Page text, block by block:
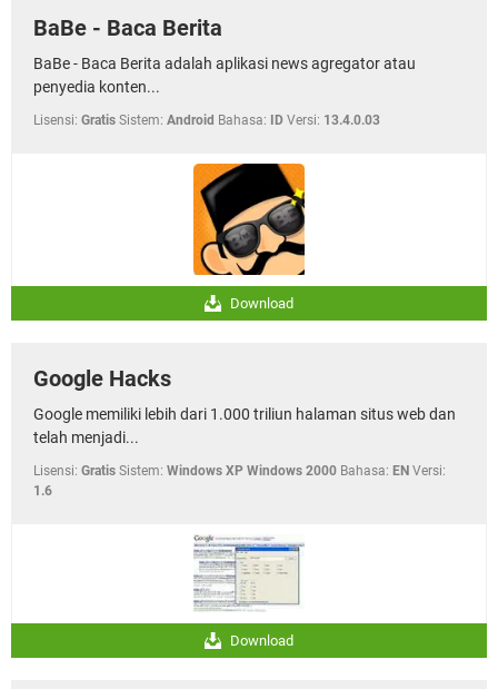
BaBe - Baca Berita
BaBe - Baca Berita adalah aplikasi news agregator atau
penyedia konten...
Lisensi: Gratis Sistem: Android Bahasa: ID Versi: 13.4.0.03
Download
Google Hacks
Google memiliki lebih dari 1.000 triliun halaman situs web dan
telah menjadi...
Lisensi: Gratis Sistem: Windows XP Windows 2000 Bahasa: EN Versi:
1.6
Download